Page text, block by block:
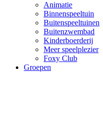
Animatie
Binnenspeeltuin
Buitenspeeltuinen
Buitenzwembad
Kinderboerderij
Meer speelplezier
Foxy Club
Groepen